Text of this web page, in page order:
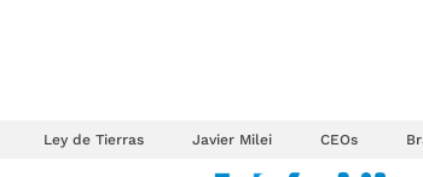
Ley de Tierras Javier Milei CEOs